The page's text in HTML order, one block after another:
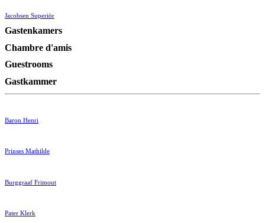
Jacobsen Superiör
Gastenkamers
Chambre d'amis
Guestrooms
Gastkammer
Baron Henri
Prinses Mathilde
Burggraaf Frimout
Pater Klerk